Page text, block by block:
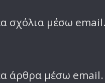
σχόλια μέσω email.
άρθρα μέσω email.